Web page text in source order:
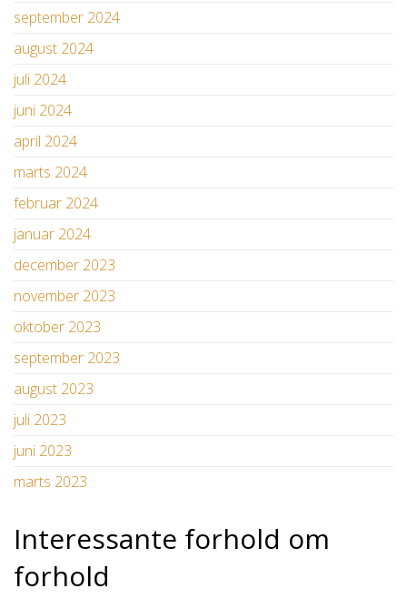
september 2024
august 2024
juli 2024
juni 2024
april 2024
marts 2024
februar 2024
januar 2024
december 2023
november 2023
oktober 2023
september 2023
august 2023
juli 2023
juni 2023
marts 2023
Interessante forhold om
forhold